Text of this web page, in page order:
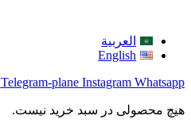
العربية
English
Telegram-plane Instagram Whatsapp
هیچ محصولی در سبد خرید نیست.